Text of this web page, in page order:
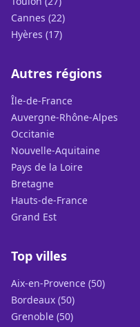
Cannes (22)
Hyères (17)
Autres régions
Île-de-France
Auvergne-Rhône-Alpes
Occitanie
Nouvelle-Aquitaine
Pays de la Loire
Bretagne
Hauts-de-France
Grand Est
Top villes
Aix-en-Provence (50)
Bordeaux (50)
Grenoble (50)